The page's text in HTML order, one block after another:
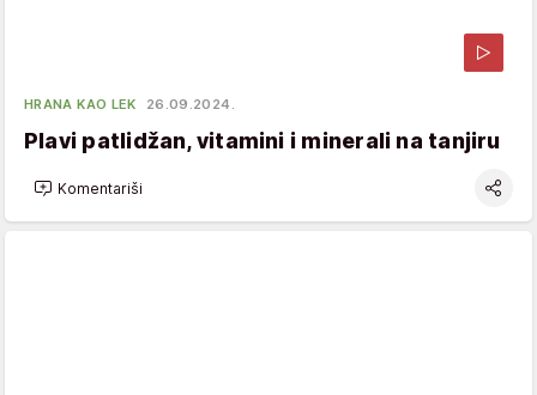
HRANA KAO LEK 26.09.2024.
Plavi patlidžan, vitamini i minerali na tanjiru
Komentariši